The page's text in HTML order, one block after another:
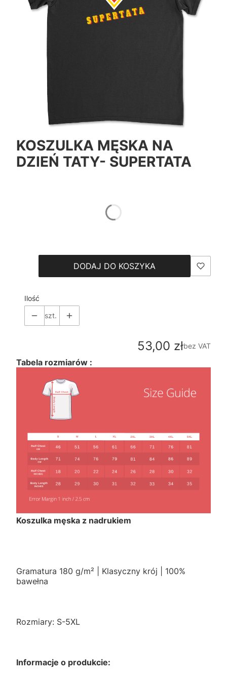
KOSZULKA MĘSKA NA
DZIEŃ TATY- SUPERTATA
DODAJ DO KOSZYKA
Ilość
szt.
Cena
53,00 złbez VAT
Tabela rozmiarów :
Koszulka męska z nadrukiem
Gramatura 180 g/m² | Klasyczny krój | 100%
bawełna
Rozmiary: S-5XL
Informacje o produkcie: